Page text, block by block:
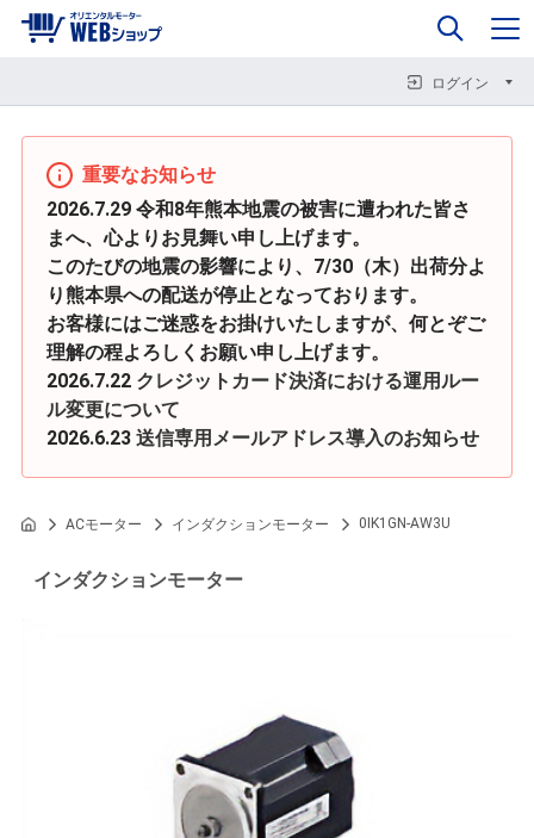
企業情報
ログイン
カート 0
重要なお知らせ
2026.7.29 令和8年熊本地震の被害に遭われた皆さ
まへ、心よりお見舞い申し上げます。
このたびの地震の影響により、7/30（木）出荷分よ
り熊本県への配送が停止となっております。
お客様にはご迷惑をお掛けいたしますが、何とぞご
理解の程よろしくお願い申し上げます。
2026.7.22 クレジットカード決済における運用ルー
ル変更について
2026.6.23 送信専用メールアドレス導入のお知らせ
ACモーター インダクションモーター 0IK1GN-AW3U
インダクションモーター